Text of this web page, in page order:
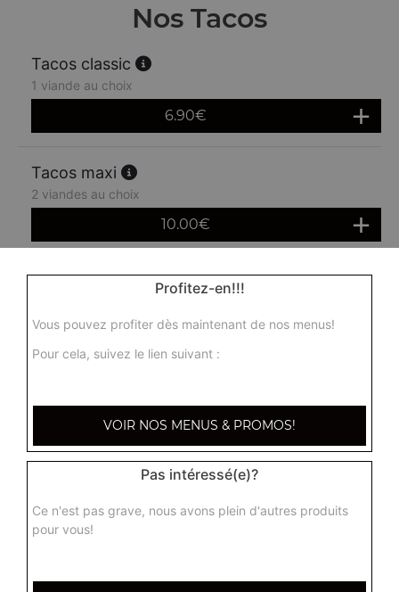
Nos Tacos
Tacos classic
1 viande au choix
6.90€
Tacos maxi
2 viandes au choix
10.00€
Profitez-en!!!
Vous pouvez profiter dès maintenant de nos menus!
Pour cela, suivez le lien suivant :
VOIR NOS MENUS & PROMOS!
Pas intéressé(e)?
Ce n'est pas grave, nous avons plein d'autres produits
pour vous!